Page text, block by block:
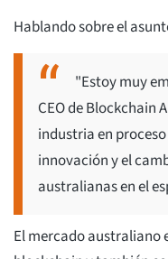
Hablando sobre el
"Estoy muy
CEO de Blockchain
industria en
innovación y el
australianas en el
El mercado australiano